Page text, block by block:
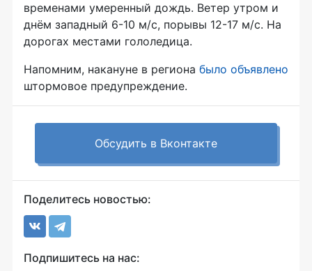
временами умеренный дождь. Ветер утром и
днём западный 6-10 м/с, порывы 12-17 м/с. На
дорогах местами гололедица.
Напомним, накануне в региона было объявлено
штормовое предупреждение.
Обсудить в Вконтакте
Поделитесь новостью:
Подпишитесь на нас: